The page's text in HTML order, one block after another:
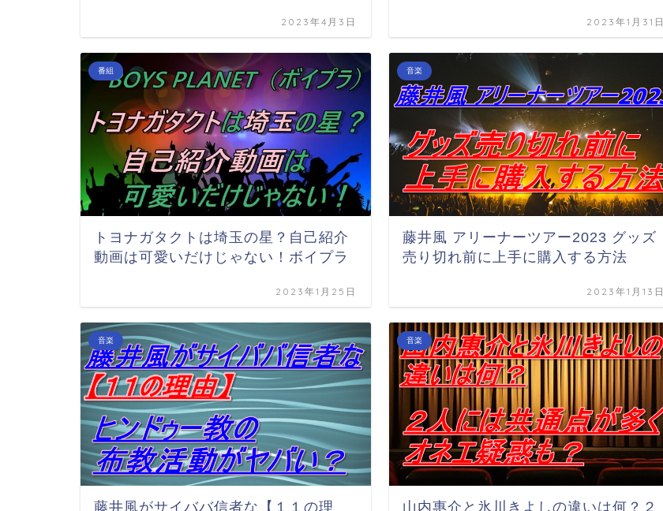
2023年4月3日 2023年1月31日
番組
トヨナガタクトは埼玉の星？自己紹介
動画は可愛いだけじゃない！ボイプラ
2023年1月25日
音楽
藤井風 アリーナーツアー2023 グッズ
売り切れ前に上手に購入する方法
2023年1月13日
音楽
藤井風がサイババ信者な【１１の理
音楽
山内惠介と氷川きよしの違いは何？２